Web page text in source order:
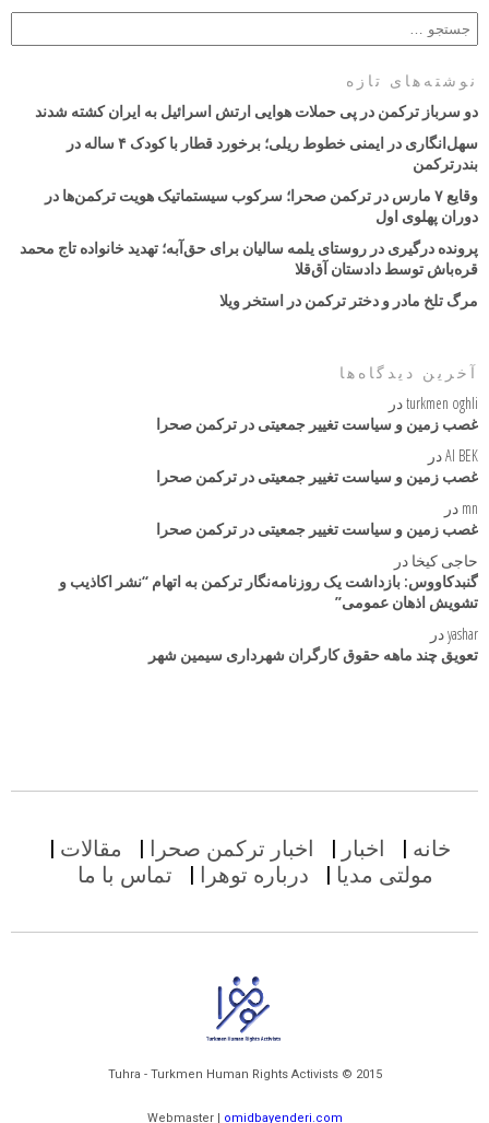
نوشته‌های تازه
دو سرباز ترکمن در پی حملات هوایی ارتش اسرائیل به ایران کشته شدند
سهل‌انگاری در ایمنی خطوط ریلی؛ برخورد قطار با کودک ۴ ساله در
بندرترکمن
وقایع ۷ مارس در ترکمن صحرا؛ سرکوب سیستماتیک هویت ترکمن‌ها در
دوران پهلوی اول
پرونده درگیری در روستای یلمه سالیان برای حق‌آبه؛ تهدید خانواده تاج محمد
قره‌باش توسط دادستان آق‌قلا
مرگ تلخ مادر و دختر ترکمن در استخر ویلا
آخرین دیدگاه‌ها
turkmen oghliدر
غصب زمین و سیاست تغییر جمعیتی در ترکمن صحرا
AI BEKدر
غصب زمین و سیاست تغییر جمعیتی در ترکمن صحرا
mn در
غصب زمین و سیاست تغییر جمعیتی در ترکمن صحرا
حاجی کیخا در
گنبدکاووس: بازداشت یک روزنامه‌نگار ترکمن به اتهام “نشر اکاذیب و
تشویش اذهان عمومی”
yasharدر
تعویق چند ماهه حقوق کارگران شهرداری سیمین شهر
خانه اخبار اخبار ترکمن صحرا
مقالات
مولتی مدیا
درباره توهرا تماس با ما
Tuhra - Turkmen Human Rights Activists © 2015
Webmaster | omidbayenderi.com